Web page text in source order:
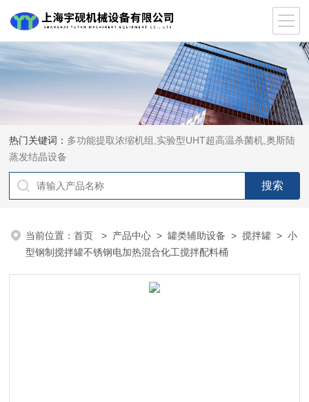
热门关键词： 多功能提取浓缩机组,实验型UHT超高温杀菌机,奥斯陆
蒸发结晶设备
当前位置：首页 > 产品中心 >罐类辅助设备 >搅拌罐 > 小
型钢制搅拌罐不锈钢电加热混合化工搅拌配料桶